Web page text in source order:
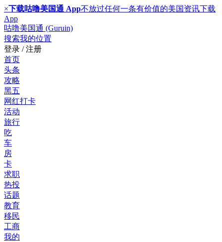
×下载咕噜美国通 App不放过任何一条有价值的美国资讯下载
App
咕噜美国通 (Guruin)
搜索我的位置
登录 / 注册
首页
头条
攻略
黑五
网红打卡
活动
旅行
吃
车
房
卡
求职
热投
话题
教育
移民
工商
我的